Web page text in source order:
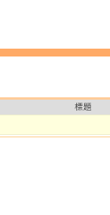
標題